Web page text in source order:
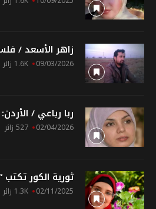
زاهر الأسعد /
09/03/2026 1.6K زائر
ربا رباعي /
02/04/2026 527 زائر
ثورية الكور تكتب
02/11/2025 1.3K زائر